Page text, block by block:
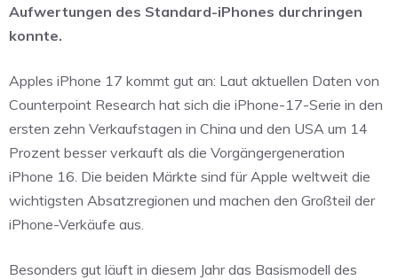
Aufwertungen des Standard-iPhones durchringen
konnte.
Apples iPhone 17 kommt gut an: Laut aktuellen Daten von
Counterpoint Research hat sich die iPhone-17-Serie in den
ersten zehn Verkaufstagen in China und den USA um 14
Prozent besser verkauft als die Vorgängergeneration
iPhone 16. Die beiden Märkte sind für Apple weltweit die
wichtigsten Absatzregionen und machen den Großteil der
iPhone-Verkäufe aus.
Besonders gut läuft in diesem Jahr das Basismodell des